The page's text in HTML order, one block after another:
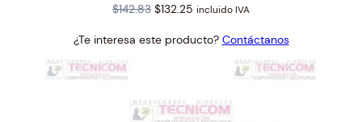
$142.83 Original
was:
$132.25 Current
is:
incluido IVA
¿Te interesa este producto? Contáctanos